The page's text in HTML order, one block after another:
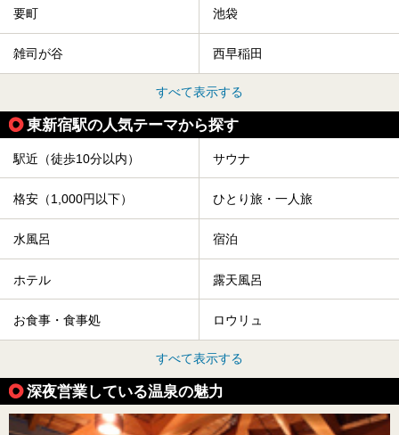
要町 池袋
雑司が谷 西早稲田
すべて表示する
東新宿駅の人気テーマから探す
駅近（徒歩10分以内） サウナ
格安（1,000円以下） ひとり旅・一人旅
水風呂 宿泊
ホテル 露天風呂
お食事・食事処 ロウリュ
すべて表示する
深夜営業している温泉の魅力